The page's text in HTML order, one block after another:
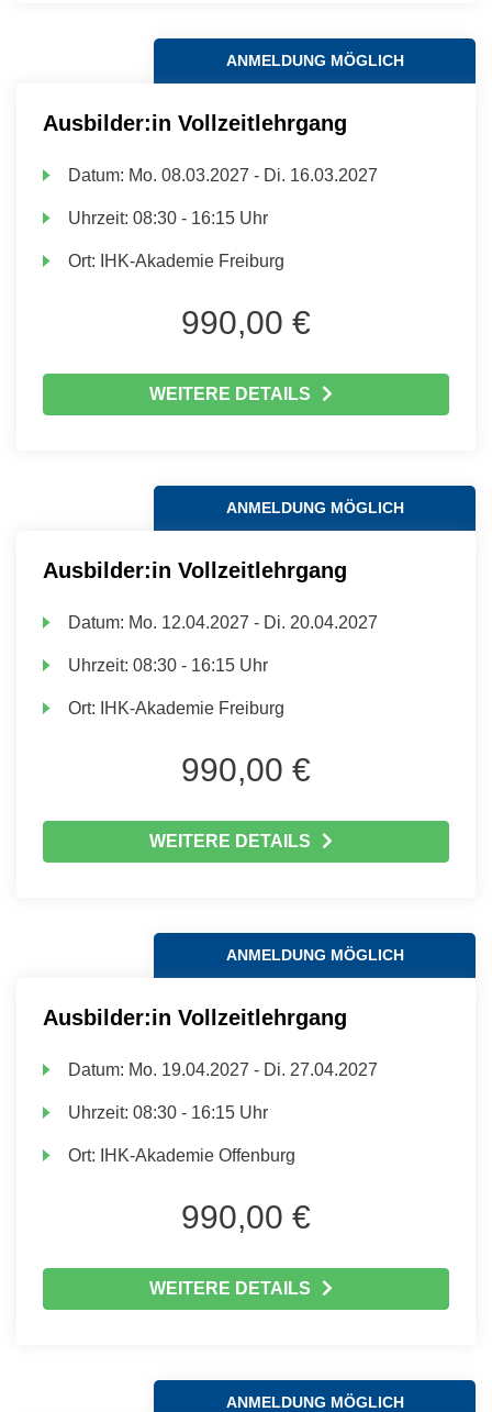
ANMELDUNG MÖGLICH
Ausbilder:in Vollzeitlehrgang
Datum: Mo. 08.03.2027 - Di. 16.03.2027
Uhrzeit:08:30 - 16:15 Uhr
Ort: IHK-Akademie Freiburg
990,00 €
WEITERE DETAILS
ANMELDUNG MÖGLICH
Ausbilder:in Vollzeitlehrgang
Datum: Mo. 12.04.2027 - Di. 20.04.2027
Uhrzeit:08:30 - 16:15 Uhr
Ort: IHK-Akademie Freiburg
990,00 €
WEITERE DETAILS
ANMELDUNG MÖGLICH
Ausbilder:in Vollzeitlehrgang
Datum: Mo. 19.04.2027 - Di. 27.04.2027
Uhrzeit:08:30 - 16:15 Uhr
Ort: IHK-Akademie Offenburg
990,00 €
WEITERE DETAILS
ANMELDUNG MÖGLICH